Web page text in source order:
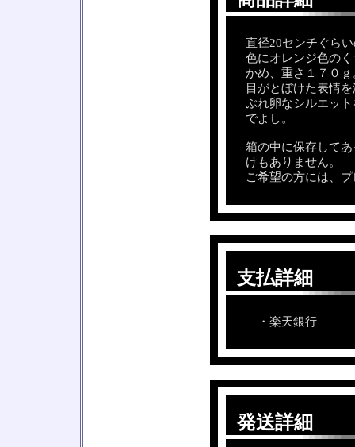
直径20センチぐら
色にオレンジ色の
かめ、重さ１７０
目がとぼけた表情
ぶれ卵なシルエッ
でよし。
箱の中に保存して
けもありません。
ご希望の方には、
支払詳細
・楽天銀行
発送詳細